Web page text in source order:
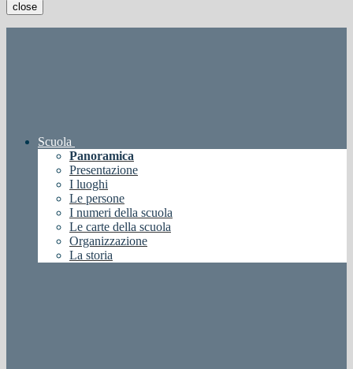
close
Scuola
Panoramica
Presentazione
I luoghi
Le persone
I numeri della scuola
Le carte della scuola
Organizzazione
La storia